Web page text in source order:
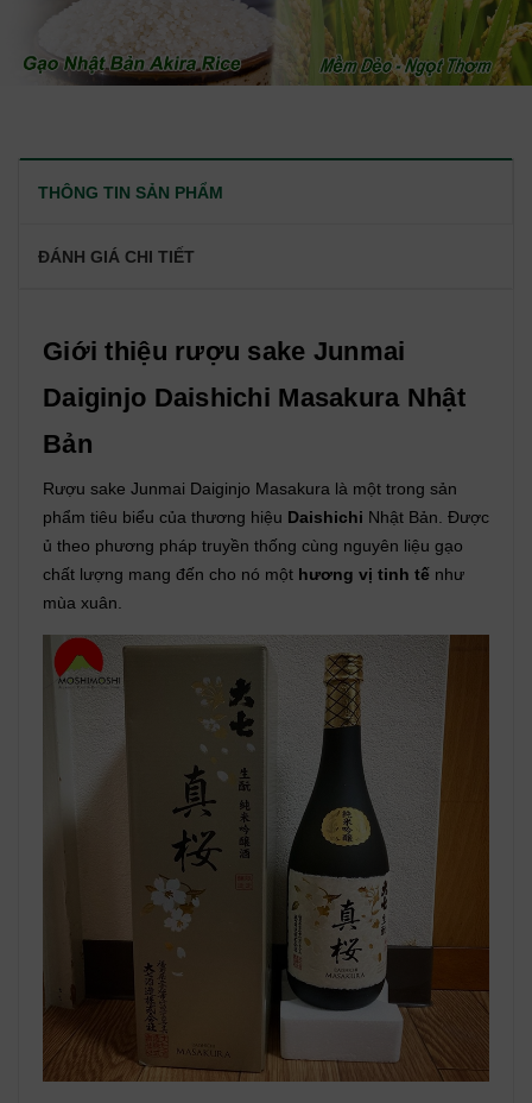
THÔNG TIN SẢN PHẨM
ĐÁNH GIÁ CHI TIẾT
Giới thiệu rượu sake Junmai
Daiginjo Daishichi Masakura Nhật
Bản
Rượu sake Junmai Daiginjo Masakura là một trong sản
phẩm tiêu biểu của thương hiệu Daishichi Nhật Bản. Được
ủ theo phương pháp truyền thống cùng nguyên liệu gạo
chất lượng mang đến cho nó một hương vị tinh tế như
mùa xuân.